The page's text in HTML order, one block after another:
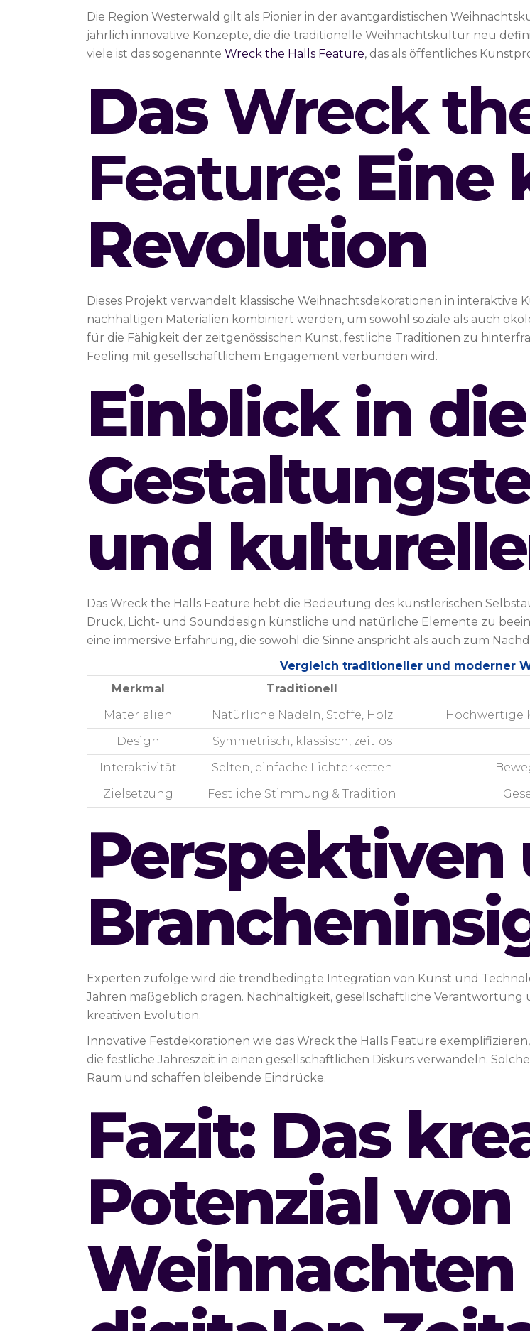
Die Region Westerwald gilt als Pionier in der avantgardistischen
jährlich innovative Konzepte, die die traditionelle Weihnachtskultur neu
viele ist das sogenannte Wreck the Halls Feature, das als öffentliches
Das Wreck
Feature: Eine
Revolution
Dieses Projekt verwandelt klassische Weihnachtsdekorationen in
nachhaltigen Materialien kombiniert werden, um sowohl soziale als auch
für die Fähigkeit der zeitgenössischen Kunst, festliche Traditionen zu
Feeling mit gesellschaftlichem Engagement verbunden wird.
Einblick in die
und
Das Wreck the Halls Feature hebt die Bedeutung des künstlerischen
Druck, Licht- und Sounddesign künstliche und natürliche Elemente zu
eine immersive Erfahrung, die sowohl die Sinne anspricht als auch zum
Vergleich traditioneller und moderner
Merkmal
Traditionell
Materialien
Natürliche Nadeln, Stoffe, Holz
Hochwertige
Design
Symmetrisch, klassisch, zeitlos
Interaktivität
Selten, einfache Lichterketten
Zielsetzung
Festliche Stimmung & Tradition
Perspektiven
Experten zufolge wird die trendbedingte Integration von Kunst und
Jahren maßgeblich prägen. Nachhaltigkeit, gesellschaftliche
kreativen Evolution.
Innovative Festdekorationen wie das Wreck the Halls Feature
die festliche Jahreszeit in einen gesellschaftlichen Diskurs verwandeln.
Raum und schaffen bleibende Eindrücke.
Fazit: Das
Potenzial von